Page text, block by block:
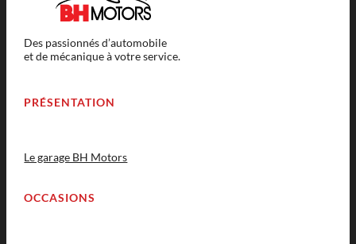
Des passionnés d’automobile
et de mécanique à votre service.
PRÉSENTATION
Le garage BH Motors
OCCASIONS